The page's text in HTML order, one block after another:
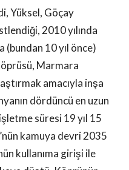
Yüksel, Göçay
2010 yılında
(bundan 10 yıl önce)
Marmara
amacıyla inşa
dördüncü en uzun
süresi 19 yıl 15
kamuya devri 2035
kullanıma girişi ile